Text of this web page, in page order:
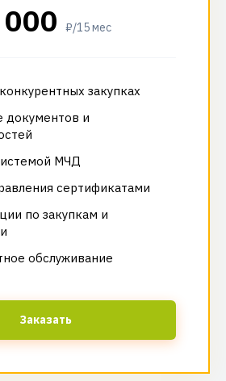
₽/15 мес
закупках
документов и
МЧД
сертификатами
по закупкам и
обслуживание
Заказать